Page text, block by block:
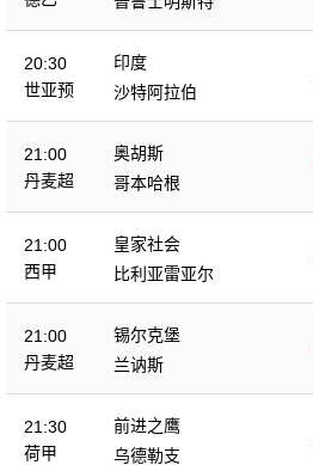
20:30
世亚预
印度
沙特阿拉伯
21:00
丹麦超
奥胡斯
哥本哈根
21:00
西甲
皇家社会
比利亚雷亚尔
21:00
丹麦超
锡尔克堡
兰讷斯
21:30
荷甲
前进之鹰
乌德勒支